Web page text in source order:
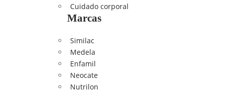
Cuidado corporal
Marcas
Similac
Medela
Enfamil
Neocate
Nutrilon